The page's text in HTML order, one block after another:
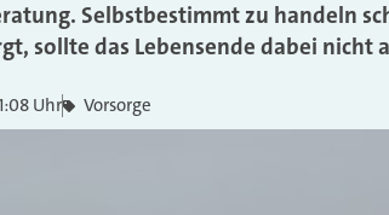
Selbstbestimmt zu handeln
sollte das Lebensende dabei nicht
Uhr Vorsorge